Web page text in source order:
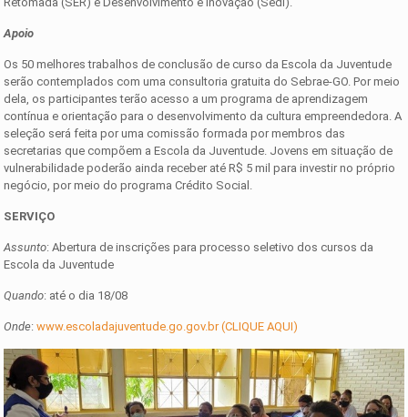
Apoio
Os 50 melhores trabalhos de conclusão de curso da Escola da Juventude
serão contemplados com uma consultoria gratuita do Sebrae-GO. Por meio
dela, os participantes terão acesso a um programa de aprendizagem
contínua e orientação para o desenvolvimento da cultura empreendedora. A
seleção será feita por uma comissão formada por membros das
secretarias que compõem a Escola da Juventude. Jovens em situação de
vulnerabilidade poderão ainda receber até R$ 5 mil para investir no próprio
negócio, por meio do programa Crédito Social.
SERVIÇO
Assunto: Abertura de inscrições para processo seletivo dos cursos da
Escola da Juventude
Quando: até o dia 18/08
Onde:www.escoladajuventude.go.gov.br (CLIQUE AQUI)